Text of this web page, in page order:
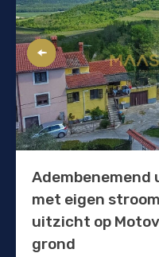
Adembenemend
met eigen
uitzicht op
grond